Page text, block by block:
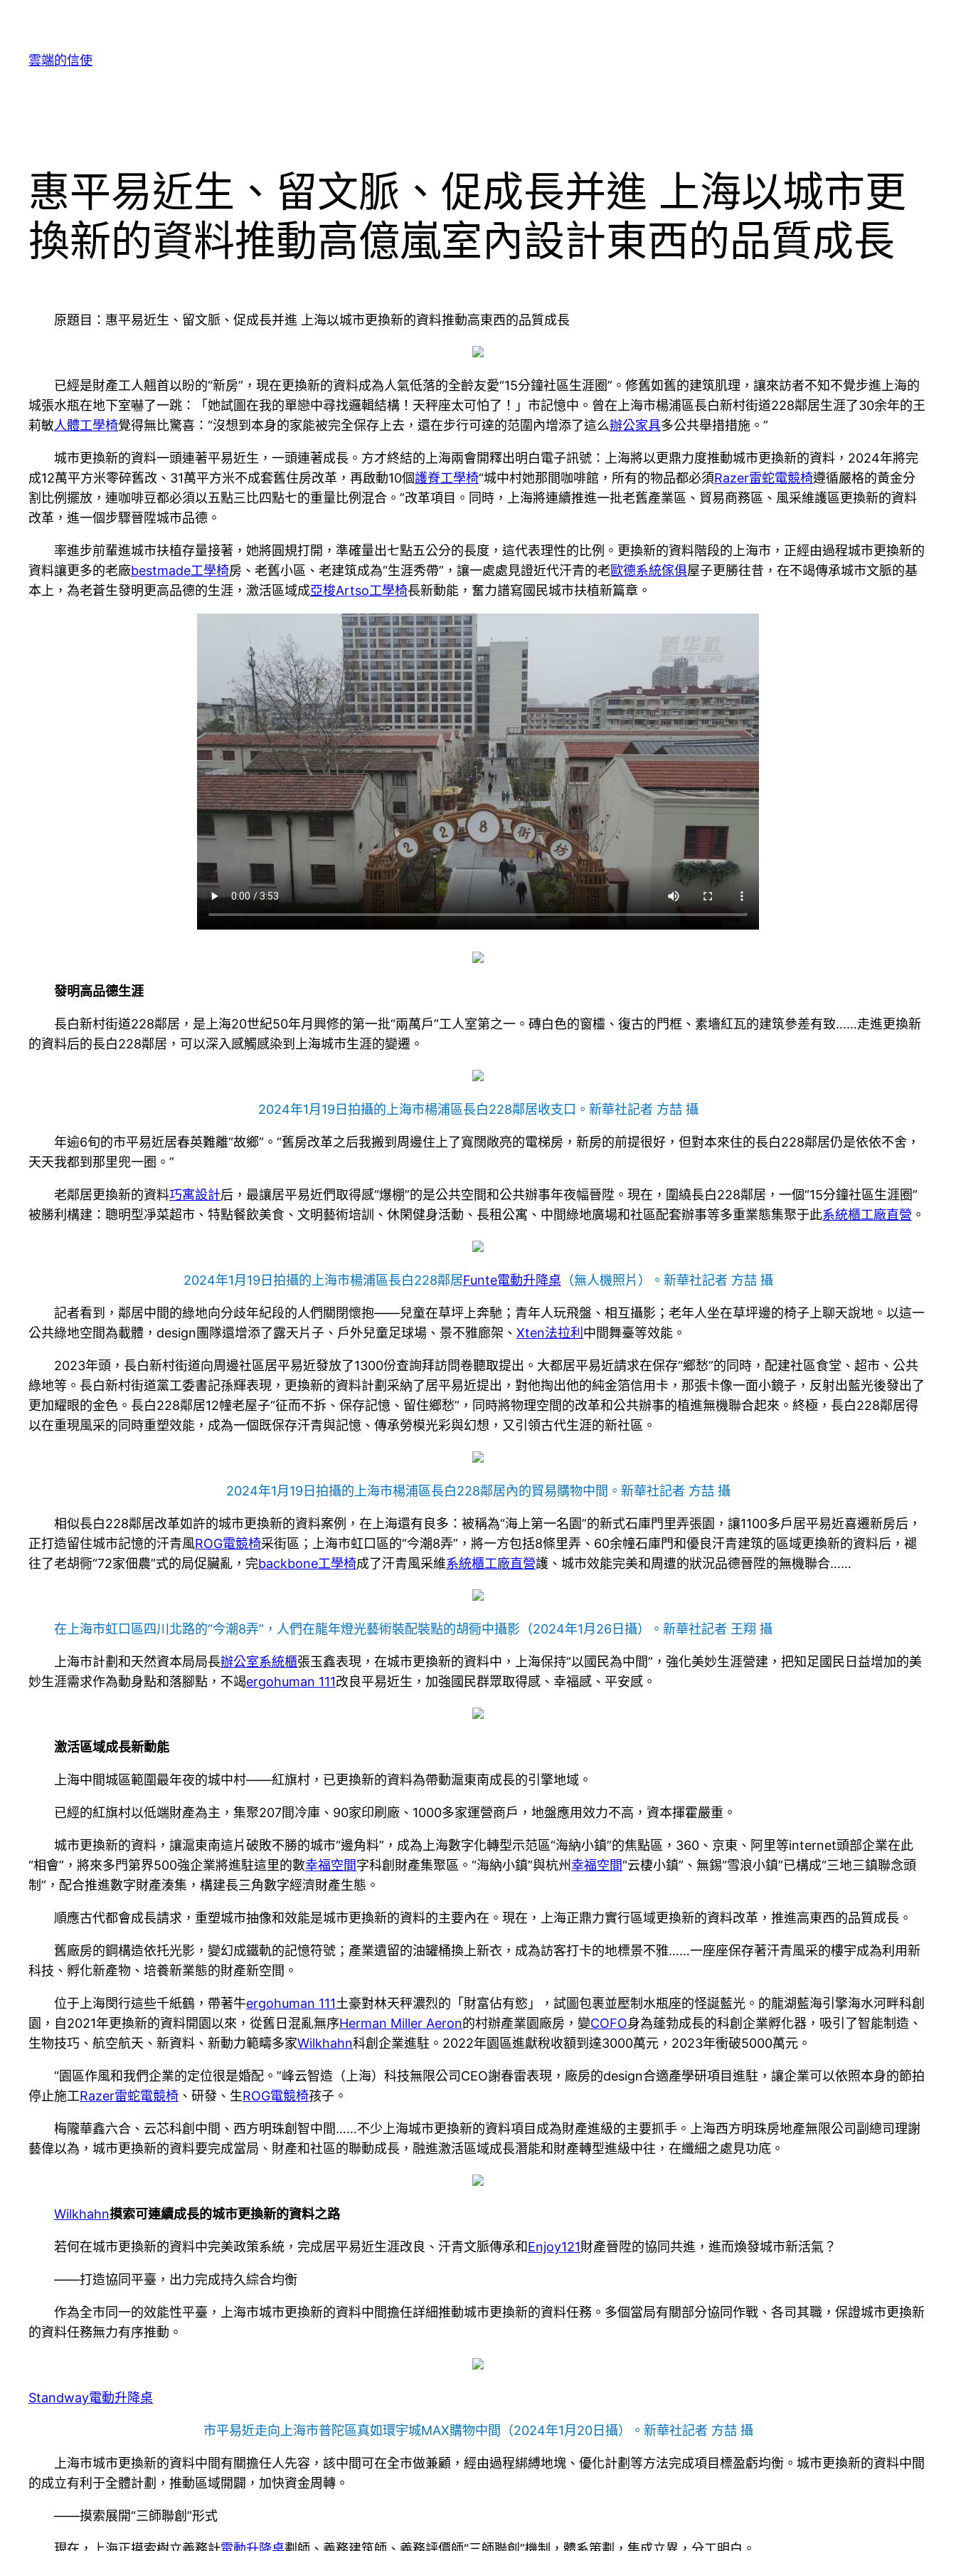
雲端的信使
惠平易近生、留文脈、促成長并進 上海以城市更
換新的資料推動高億嵐室內設計東西的品質成長
原題目：惠平易近生、留文脈、促成長并進 上海以城市更換新的資料推動高東西的品質成長
已經是財產工人翹首以盼的“新房”，現在更換新的資料成為人氣低落的全齡友愛“15分鐘社區生涯圈”。修舊如舊的建筑肌理，讓來訪者不知不覺步進上海的
城張水瓶在地下室嚇了一跳：「她試圖在我的單戀中尋找邏輯結構！天秤座太可怕了！」市記憶中。曾在上海市楊浦區長白新村街道228鄰居生涯了30余年的王
莉敏人體工學椅覺得無比驚喜：“沒想到本身的家能被完全保存上去，還在步行可達的范圍內增添了這么辦公家具多公共舉措措施。”
城市更換新的資料一頭連著平易近生，一頭連著成長。方才終結的上海兩會開釋出明白電子訊號：上海將以更鼎力度推動城市更換新的資料，2024年將完
成12萬平方米零碎舊改、31萬平方米不成套舊住房改革，再啟動10個護脊工學椅“城中村她那間咖啡館，所有的物品都必須Razer雷蛇電競椅遵循嚴格的黃金分
割比例擺放，連咖啡豆都必須以五點三比四點七的重量比例混合。”改革項目。同時，上海將連續推進一批老舊產業區、貿易商務區、風采維護區更換新的資料
改革，進一個步驟晉陞城市品德。
率進步前輩進城市扶植存量接著，她將圓規打開，準確量出七點五公分的長度，這代表理性的比例。更換新的資料階段的上海市，正經由過程城市更換新的
資料讓更多的老廠bestmade工學椅房、老舊小區、老建筑成為“生涯秀帶”，讓一處處見證近代汗青的老歐德系統傢俱屋子更勝往昔，在不竭傳承城市文脈的基
本上，為老蒼生發明更高品德的生涯，激活區域成亞梭Artso工學椅長新動能，奮力譜寫國民城市扶植新篇章。
發明高品德生涯
長白新村街道228鄰居，是上海20世紀50年月興修的第一批“兩萬戶”工人室第之一。磚白色的窗欞、復古的門框、素墻紅瓦的建筑參差有致……走進更換新
的資料后的長白228鄰居，可以深入感觸感染到上海城市生涯的變遷。
2024年1月19日拍攝的上海市楊浦區長白228鄰居收支口。 新華社記者 方喆 攝
年逾6旬的市平易近居春英難離“故鄉”。“舊房改革之后我搬到周邊住上了寬闊敞亮的電梯房，新房的前提很好，但對本來住的長白228鄰居仍是依依不舍，
天天我都到那里兜一圈。”
老鄰居更換新的資料巧寓設計后，最讓居平易近們取得感“爆棚”的是公共空間和公共辦事年夜幅晉陞。現在，圍繞長白228鄰居，一個“15分鐘社區生涯圈”
被勝利構建：聰明型凈菜超市、特點餐飲美食、文明藝術培訓、休閑健身活動、長租公寓、中間綠地廣場和社區配套辦事等多重業態集聚于此系統櫃工廠直營 。
2024年1月19日拍攝的上海市楊浦區長白228鄰居Funte電動升降桌 （無人機照片）。 新華社記者 方喆 攝
記者看到，鄰居中間的綠地向分歧年紀段的人們關閉懷抱——兒童在草坪上奔馳；青年人玩飛盤、相互攝影；老年人坐在草坪邊的椅子上聊天說地。以這一
公共綠地空間為載體，design團隊還增添了露天片子、戶外兒童足球場、景不雅廊架、 Xten法拉利 中間舞臺等效能。
2023年頭，長白新村街道向周邊社區居平易近發放了1300份查詢拜訪問卷聽取提出。大都居平易近請求在保存“鄉愁”的同時，配建社區食堂、超市、公共
綠地等。長白新村街道黨工委書記孫輝表現，更換新的資料計劃采納了居平易近提出，對他掏出他的純金箔信用卡，那張卡像一面小鏡子，反射出藍光後發出了
更加耀眼的金色。長白228鄰居12幢老屋子“征而不拆、保存記憶、留住鄉愁”，同時將物理空間的改革和公共辦事的植進無機聯合起來。終極，長白228鄰居得
以在重現風采的同時重塑效能，成為一個既保存汗青與記憶、傳承勞模光彩與幻想，又引領古代生涯的新社區。
2024年1月19日拍攝的上海市楊浦區長白228鄰居內的貿易購物中間。 新華社記者 方喆 攝
相似長白228鄰居改革如許的城市更換新的資料案例，在上海還有良多：被稱為“海上第一名園”的新式石庫門里弄張園，讓1100多戶居平易近喜遷新房后，
正打造留住城市記憶的汗青風ROG電競椅采街區；上海市虹口區的“今潮8弄”，將一方包括8條里弄、60余幢石庫門和優良汗青建筑的區域更換新的資料后，褪
往了老胡衕“72家佃農”式的局促臟亂，完backbone工學椅成了汗青風采維系統櫃工廠直營護、城市效能完美和周遭的狀況品德晉陞的無機聯合……
在上海市虹口區四川北路的“今潮8弄”，人們在龍年燈光藝術裝配裝點的胡衕中攝影（2024年1月26日攝）。 新華社記者 王翔 攝
上海市計劃和天然資本局局長辦公室系統櫃張玉鑫表現，在城市更換新的資料中，上海保持“以國民為中間”，強化美妙生涯營建，把知足國民日益增加的美
妙生涯需求作為動身點和落腳點，不竭ergohuman 111改良平易近生，加強國民群眾取得感、幸福感、平安感。
激活區域成長新動能
上海中間城區範圍最年夜的城中村——紅旗村，已更換新的資料為帶動滬東南成長的引擎地域。
已經的紅旗村以低端財產為主，集聚207間冷庫、90家印刷廠、1000多家運營商戶，地盤應用效力不高，資本揮霍嚴重。
城市更換新的資料，讓滬東南這片破敗不勝的城市“邊角料”，成為上海數字化轉型示范區“海納小鎮”的焦點區，360、京東、阿里等internet頭部企業在此
“相會”，將來多門第界500強企業將進駐這里的數幸福空間字科創財產集聚區。“海納小鎮”與杭州幸福空間“云棲小鎮”、無錫“雪浪小鎮”已構成“三地三鎮聯念頭
制”，配合推進數字財產湊集，構建長三角數字經濟財產生態。
順應古代都會成長請求，重塑城市抽像和效能是城市更換新的資料的主要內在。現在，上海正鼎力實行區域更換新的資料改革，推進高東西的品質成長。
舊廠房的鋼構造依托光影，變幻成鐵軌的記憶符號；產業遺留的油罐桶換上新衣，成為訪客打卡的地標景不雅……一座座保存著汗青風采的樓宇成為利用新
科技、孵化新產物、培養新業態的財產新空間。
位于上海閔行這些千紙鶴，帶著牛ergohuman 111土豪對林天秤濃烈的「財富佔有慾」，試圖包裹並壓制水瓶座的怪誕藍光。的龍湖藍海引擎海水河畔科創
園，自2021年更換新的資料開園以來，從舊日混亂無序Herman Miller Aeron的村辦產業園廠房，變COFO身為蓬勃成長的科創企業孵化器，吸引了智能制造、
生物技巧、航空航天、新資料、新動力範疇多家Wilkhahn科創企業進駐。2022年園區進獻稅收額到達3000萬元，2023年衝破5000萬元。
“園區作風和我們企業的定位很是婚配。”峰云智造（上海）科技無限公司CEO謝春雷表現，廠房的design合適產學研項目進駐，讓企業可以依照本身的節拍
停止施工Razer雷蛇電競椅 、研發、生ROG電競椅孩子。
梅隴華鑫六合、云芯科創中間、西方明珠創智中間……不少上海城市更換新的資料項目成為財產進級的主要抓手。上海西方明珠房地產無限公司副總司理謝
藝偉以為，城市更換新的資料要完成當局、財產和社區的聯動成長，融進激活區域成長潛能和財產轉型進級中往，在纖細之處見功底。
Wilkhahn摸索可連續成長的城市更換新的資料之路
若何在城市更換新的資料中完美政策系統，完成居平易近生涯改良、汗青文脈傳承和Enjoy121財產晉陞的協同共進，進而煥發城市新活氣？
——打造協同平臺，出力完成持久綜合均衡
作為全市同一的效能性平臺，上海市城市更換新的資料中間擔任詳細推動城市更換新的資料任務。多個當局有關部分協同作戰、各司其職，保證城市更換新
的資料任務無力有序推動。
Standway電動升降桌
市平易近走向上海市普陀區真如環宇城MAX購物中間（2024年1月20日攝）。 新華社記者 方喆 攝
上海市城市更換新的資料中間有關擔任人先容，該中間可在全市做兼顧，經由過程綁縛地塊、優化計劃等方法完成項目標盈虧均衡。城市更換新的資料中間
的成立有利于全體計劃，推動區域開闢，加快資金周轉。
——摸索展開“三師聯創”形式